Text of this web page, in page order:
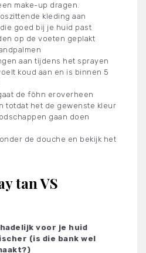
make-up dragen.
kleding aan
goed bij je huid past
op de voeten geplakt
aan tijdens het sprayen
koud aan en is binnen 5
de föhn eroverheen
totdat het de gewenste kleur
gaan doen
de douche en bekijk het
tan VS
voor je huid
(is die bank wel